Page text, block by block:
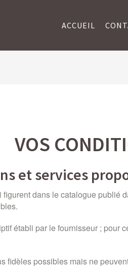
ACCUEIL
VOS
et services
dans le catalogue
établi par le fournisseur ; pour
fidèles possibles mais ne